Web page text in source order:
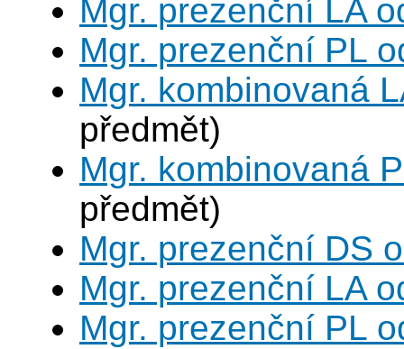
Mgr. prezenční LA
Mgr. prezenční PL
Mgr. kombinovaná
předmět)
Mgr. kombinovaná
předmět)
Mgr. prezenční DS
Mgr. prezenční LA
Mgr. prezenční PL